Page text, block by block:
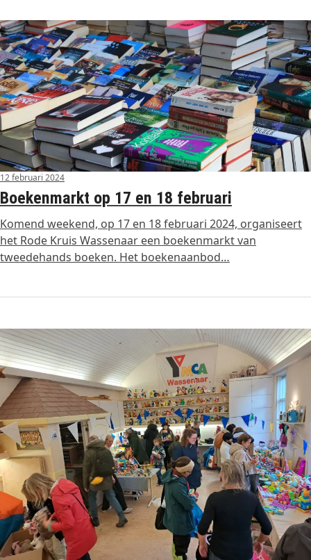
12 februari 2024
Boekenmarkt op 17 en 18 februari
Komend weekend, op 17 en 18 februari 2024, organiseert
het Rode Kruis Wassenaar een boekenmarkt van
tweedehands boeken. Het boekenaanbod…